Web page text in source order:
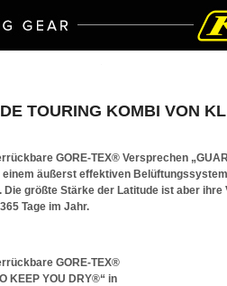
TOURING KOMBI VON
GORE-TEX® Versprechen
einem äußerst effektiven
größte Stärke der Latitude ist aber
Tage im Jahr.
GORE-TEX®
KEEP YOU DRY®“ in